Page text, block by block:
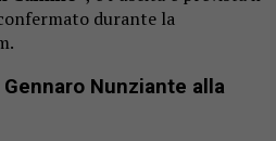
durante la
Nunziante alla